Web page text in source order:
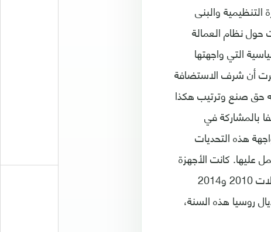
والبنى
حول نظام العمالة
التي واجهتها
أن شرف الاستضافة
حق صنع وترتيب هكذا
بالمشاركة في
هذه التحديات
عليها. كانت الأجهزة
الفنية وطواقمها منذ العام 2009 قد بدأت بمراكمة الخبرات، ملاحقة تجربة مونديالات 2010 و2014
روسيا هذه السنة،